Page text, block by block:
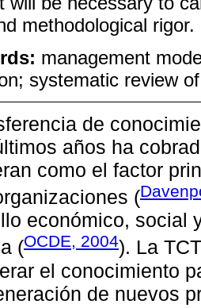
methodological rigor.
management
systematic review
de
años ha
como el factor
(
económico, social
(OCDE, 2004). La
el conocimiento
de nuevos